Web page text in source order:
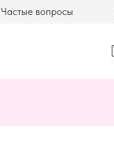
Частые вопросы